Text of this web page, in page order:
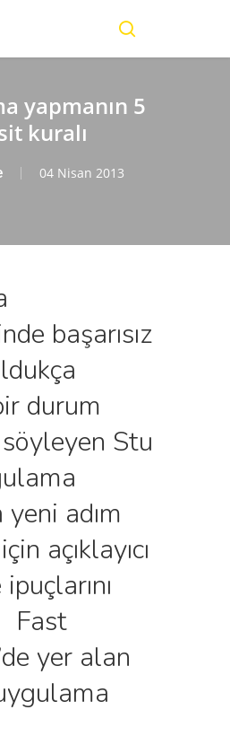
yapmanın 5
kuralı
04 Nisan 2013
başarısız
durum
Stu
yeni adım
açıklayıcı
Fast
yer alan